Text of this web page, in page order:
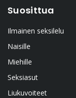
Suosittua
Ilmainen seksilelu
Naisille
Miehille
Seksiasut
Liukuvoiteet